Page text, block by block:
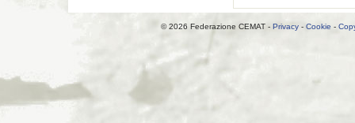
© 2026 Federazione CEMAT - Privacy - Cookie -